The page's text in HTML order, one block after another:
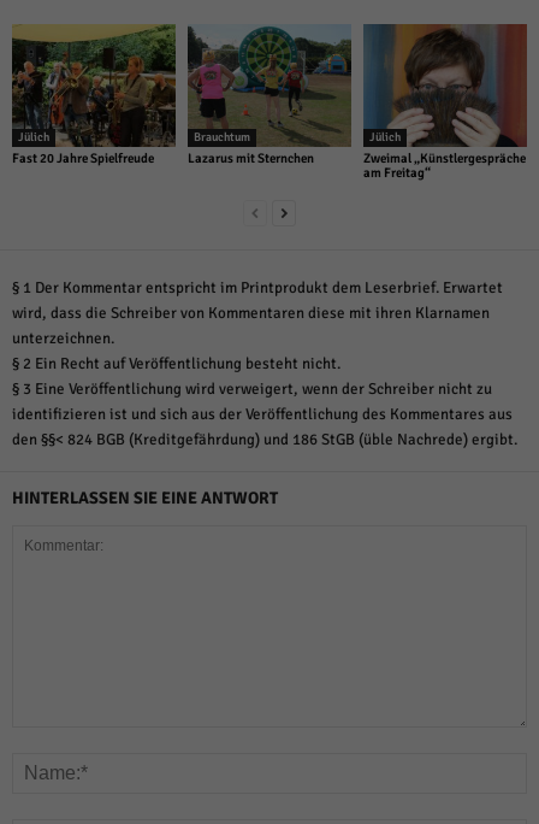
Jülich
Fast 20 Jahre Spielfreude
Brauchtum
Lazarus mit Sternchen
Jülich
Zweimal „Künstlergespräche
am Freitag“
§ 1 Der Kommentar entspricht im Printprodukt dem Leserbrief. Erwartet
wird, dass die Schreiber von Kommentaren diese mit ihren Klarnamen
unterzeichnen.
§ 2 Ein Recht auf Veröffentlichung besteht nicht.
§ 3 Eine Veröffentlichung wird verweigert, wenn der Schreiber nicht zu
identifizieren ist und sich aus der Veröffentlichung des Kommentares aus
den §§< 824 BGB (Kreditgefährdung) und 186 StGB (üble Nachrede) ergibt.
HINTERLASSEN SIE EINE ANTWORT